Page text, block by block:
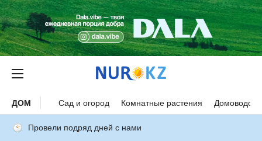
ДОМ Сад и огород Комнатные растения
Провели подряд дней с нами